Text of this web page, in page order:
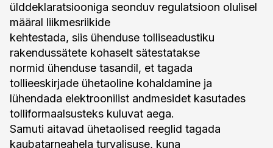
ülddeklaratsiooniga seonduv regulatsioon olulisel
määral liikmesriikide
kehtestada, siis ühenduse tolliseadustiku
rakendussätete kohaselt sätestatakse
normid ühenduse tasandil, et tagada
tollieeskirjade ühetaoline kohaldamine ja
lühendada elektroonilist andmesidet kasutades
tolliformaalsusteks kuluvat aega.
Samuti aitavad ühetaolised reeglid tagada
kaubatarneahela turvalisuse, kuna